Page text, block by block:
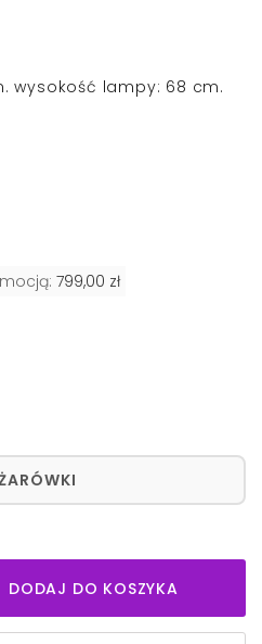
wysokość lampy: 68 cm.
799,00 zł
DODAJ DO KOSZYKA